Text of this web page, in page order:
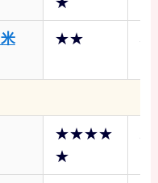
★★
★★★★
★